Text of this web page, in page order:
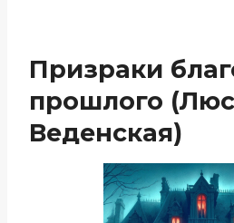
Призраки
прошлого
Веденская)